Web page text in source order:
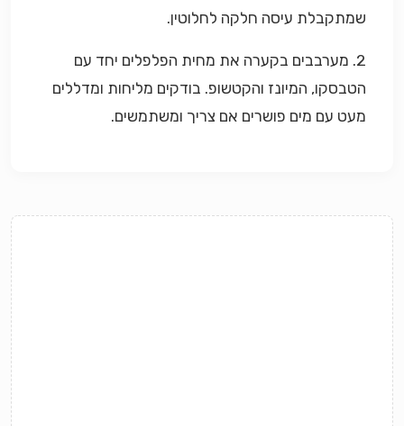
שמתקבלת עיסה חלקה לחלוטין.
2. מערבבים בקערה את מחית הפלפלים יחד עם
הטבסקו, המיונז והקטשופ. בודקים מליחות ומדללים
מעט עם מים פושרים אם צריך ומשתמשים.